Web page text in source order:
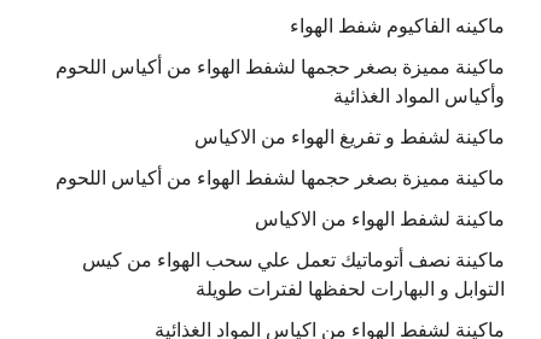
ماكينه الفاكيوم شفط الهواء
ماكينة مميزة بصغر حجمها لشفط الهواء من أكياس اللحوم
وأكياس المواد الغذائية
ماكينة لشفط و تفريغ الهواء من الاكياس
ماكينة مميزة بصغر حجمها لشفط الهواء من أكياس اللحوم
ماكينة لشفط الهواء من الاكياس
ماكينة نصف أتوماتيك تعمل علي سحب الهواء من كيس
التوابل و البهارات لحفظها لفترات طويلة
ماكينة لشفط الهواء من اكياس المواد الغذائية